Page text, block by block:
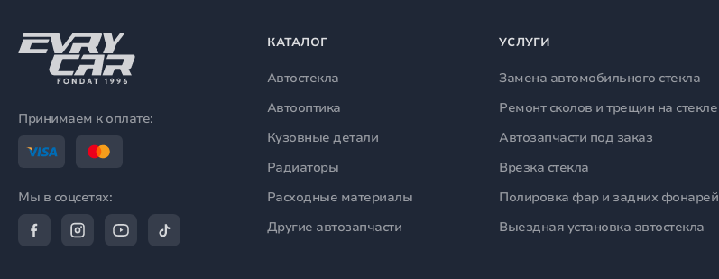
Принимаем к оплате:
Мы в соцсетях:
КАТАЛОГ
Автостекла
Автооптика
Кузовные детали
Радиаторы
Расходные материалы
Другие автозапчасти
УСЛУГИ
Замена автомобильного стекла
Ремонт сколов и трещин на стекле
Автозапчасти под заказ
Врезка стекла
Полировка фар и задних фонарей
Выездная установка автостекла